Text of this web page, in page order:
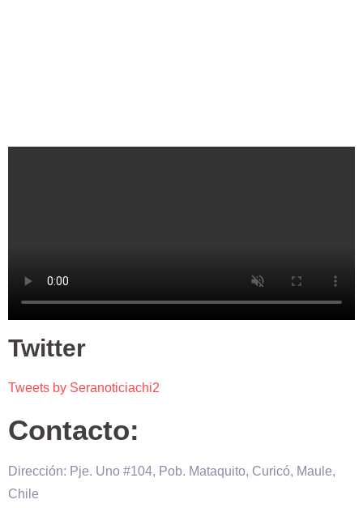
Twitter
Tweets by Seranoticiachi2
Contacto:
Dirección: Pje. Uno #104, Pob. Mataquito, Curicó, Maule,
Chile